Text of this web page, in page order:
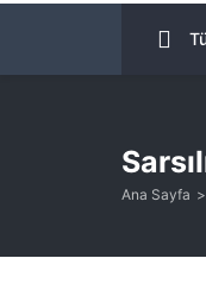
Ana Sayfa